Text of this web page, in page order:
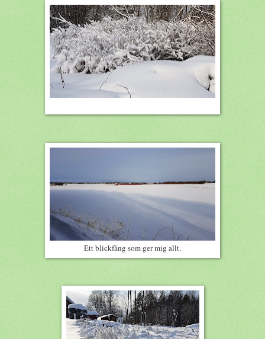
Ett blickfång som ger mig allt.